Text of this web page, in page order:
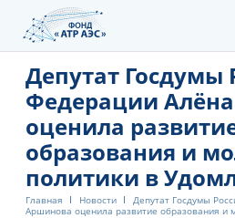
Депутат Госдумы
Федерации
оценила
образования и
политики в
Главная Новости
Депутат Госдумы
Аршинова оценила развитие образования и